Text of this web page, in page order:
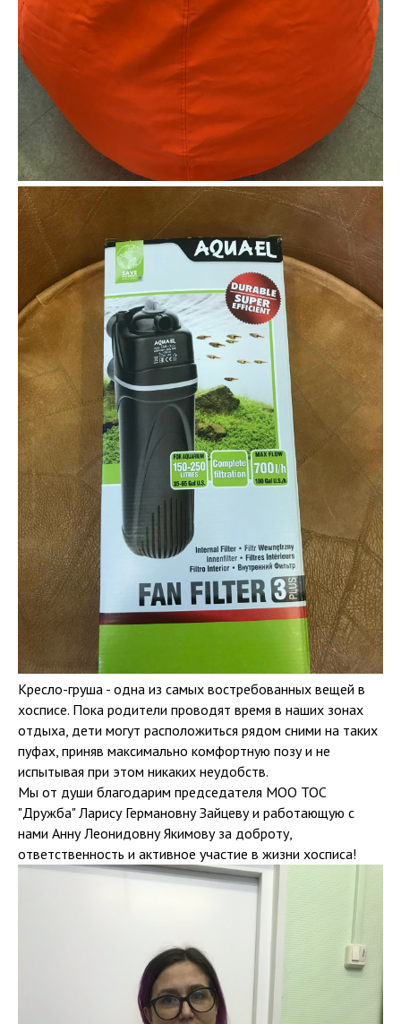
Кресло-груша - одна из самых востребованных вещей в
хосписе. Пока родители проводят время в наших зонах
отдыха, дети могут расположиться рядом сними на таких
пуфах, приняв максимально комфортную позу и не
испытывая при этом никаких неудобств.
Мы от души благодарим председателя МОО ТОС
"Дружба" Ларису Германовну Зайцеву и работающую с
нами Анну Леонидовну Якимову за доброту,
ответственность и активное участие в жизни хосписа!